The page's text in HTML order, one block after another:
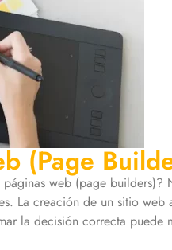
(Page
web (page builders)?
La creación de un sitio web
la decisión correcta puede